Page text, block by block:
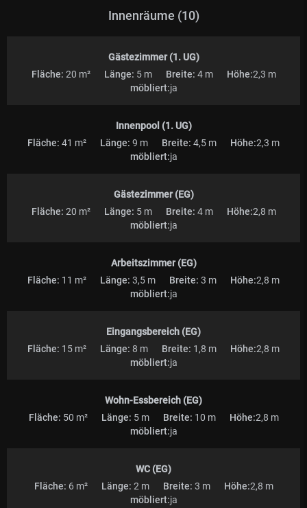
Innenräume (10)
Gästezimmer (1. UG)
Fläche: 20 m² Länge: 5 m Breite: 4 m Höhe:2,3 m
möbliert:ja
Innenpool (1. UG)
Fläche: 41 m² Länge: 9 m Breite: 4,5 m Höhe:2,3 m
möbliert:ja
Gästezimmer (EG)
Fläche: 20 m² Länge: 5 m Breite: 4 m Höhe:2,8 m
möbliert:ja
Arbeitszimmer (EG)
Fläche: 11 m² Länge: 3,5 m Breite: 3 m Höhe:2,8 m
möbliert:ja
Eingangsbereich (EG)
Fläche: 15 m² Länge: 8 m Breite: 1,8 m Höhe:2,8 m
möbliert:ja
Wohn-Essbereich (EG)
Fläche: 50 m² Länge: 5 m Breite: 10 m Höhe:2,8 m
möbliert:ja
WC (EG)
Fläche: 6 m² Länge: 2 m Breite: 3 m Höhe:2,8 m
möbliert:ja